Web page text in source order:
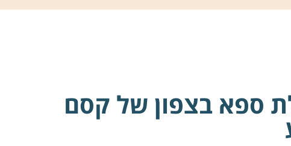
ספא בצפון של קסם